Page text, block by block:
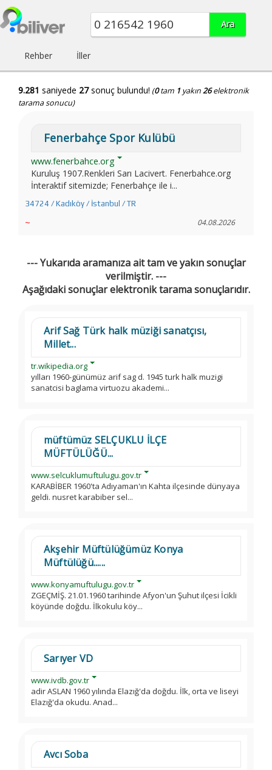
Rehber İller
9.281 saniyede 27sonuç bulundu! (0tam 1 yakın26elektronik
tarama sonucu)
Fenerbahçe Spor Kulübü
www.fenerbahce.org
Kuruluş 1907.Renkleri Sarı Lacivert. Fenerbahce.org
İnteraktif sitemizde; Fenerbahçe ile i...
34724 / Kadıköy / İstanbul / TR
~ 04.08.2026
--- Yukarıda aramanıza ait tam ve yakın sonuçlar
verilmiştir. ---
Aşağıdaki sonuçlar elektronik tarama sonuçlarıdır.
Arif Sağ Türk halk müziği sanatçısı,
Millet...
tr.wikipedia.org
yılları 1960-günümüz arif sag d. 1945 turk halk muzigi
sanatcisi baglama virtuozu akademi...
müftümüz SELÇUKLU İLÇE
MÜFTÜLÜĞÜ...
www.selcuklumuftulugu.gov.tr
KARABİBER 1960'ta Adıyaman'ın Kahta ilçesinde dünyaya
geldi. nusret karabiber sel...
Akşehir Müftülüğümüz Konya
Müftülüğü......
www.konyamuftulugu.gov.tr
ZGEÇMİŞ. 21.01.1960 tarihinde Afyon'un Şuhut ilçesi İcikli
köyünde doğdu. İlkokulu köy...
Sarıyer VD
www.ivdb.gov.tr
adir ASLAN 1960 yılında Elazığ'da doğdu. İlk, orta ve liseyi
Elazığ'da okudu. Anad...
Avcı Soba